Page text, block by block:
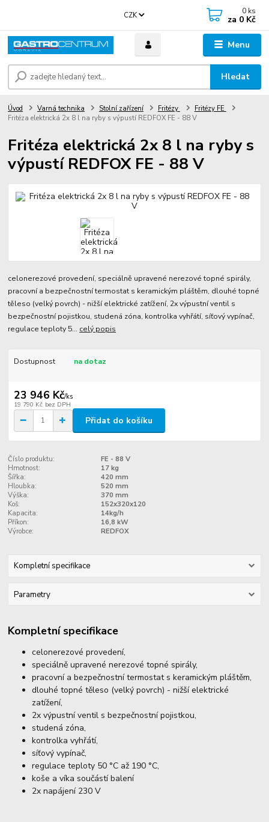
Menu
CZK
Hledat
0 ks
za 0 Kč
Úvod Varná technika Stolní zařízení Fritézy
Fritézy FE
Fritéza elektrická 2x 8 l na ryby s výpustí REDFOX FE - 88 V
Fritéza elektrická 2x 8 l na ryby s
výpustí REDFOX FE - 88 V
celonerezové provedení, speciálně upravené nerezové topné spirály,
pracovní a bezpečnostní termostat s keramickým pláštěm, dlouhé topné
těleso (velký povrch) - nižší elektrické zatížení, 2x výpustní ventil s
bezpečnostní pojistkou, studená zóna, kontrolka vyhřátí, síťový vypínač,
regulace teploty 5... celý popis
Dostupnost na dotaz
23 946 Kč/ks
19 790 Kč bez DPH
Přidat do košíku
Číslo produktu:
FE - 88 V
Hmotnost:
17 kg
Šířka:
420 mm
Hloubka:
520 mm
Výška:
370 mm
Koš:
152x320x120
Kapacita:
14kg/h
Příkon:
16,8 kW
Výrobce:
REDFOX
Kompletní specifikace
Parametry
Kompletní specifikace
celonerezové provedení,
speciálně upravené nerezové topné spirály,
pracovní a bezpečnostní termostat s keramickým pláštěm,
dlouhé topné těleso (velký povrch) - nižší elektrické
zatížení,
2x výpustní ventil s bezpečnostní pojistkou,
studená zóna,
kontrolka vyhřátí,
síťový vypínač,
regulace teploty 50 °C až 190 °C,
koše a víka součástí balení
2x napájení 230 V